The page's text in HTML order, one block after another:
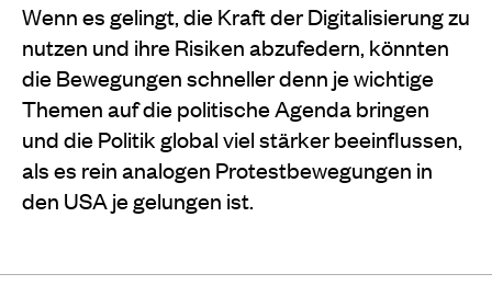
Wenn es gelingt, die Kraft der Digitalisierung zu
nutzen und ihre Risiken abzufedern, könnten
die Bewegungen schneller denn je wichtige
Themen auf die politische Agenda bringen
und die Politik global viel stärker beeinflussen,
als es rein analogen Protestbewegungen in
den USA je gelungen ist.